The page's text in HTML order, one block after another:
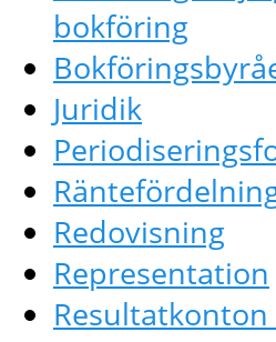
bokföring
Juridik
Redovisning
Representation